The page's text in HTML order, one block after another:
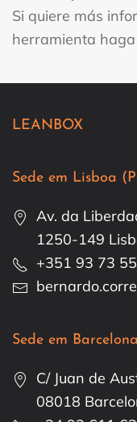
Si quiere más
herramienta haga
LEANBOX
Sede em Lisboa
Av. da
1250-149
+351 93 73
Sede em
C/ Juan de
08018